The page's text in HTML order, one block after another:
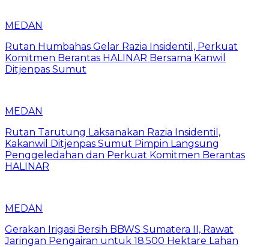
MEDAN
Rutan Humbahas Gelar Razia Insidentil, Perkuat
Komitmen Berantas HALINAR Bersama Kanwil
Ditjenpas Sumut
MEDAN
Rutan Tarutung Laksanakan Razia Insidentil,
Kakanwil Ditjenpas Sumut Pimpin Langsung
Penggeledahan dan Perkuat Komitmen Berantas
HALINAR
MEDAN
Gerakan Irigasi Bersih BBWS Sumatera II, Rawat
Jaringan Pengairan untuk 18.500 Hektare Lahan